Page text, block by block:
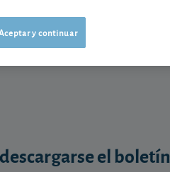
descargarse el
y continuar